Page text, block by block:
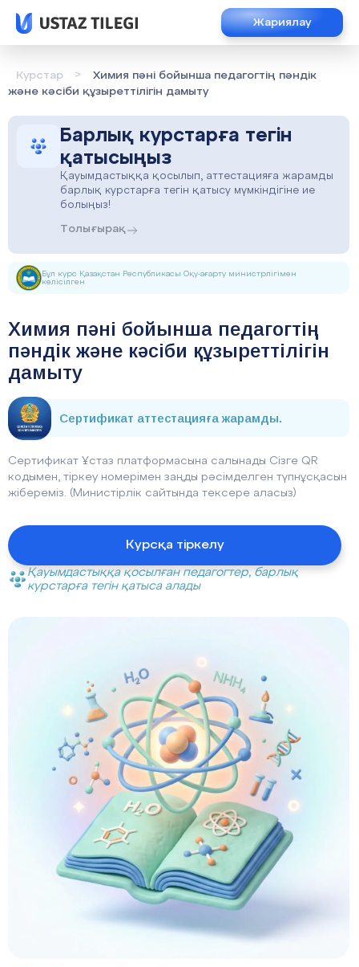
Жариялау
Курстар >
Химия пәні бойынша педагогтің пәндік
және кәсіби құзыреттілігін дамыту
Барлық курстарға тегін
қатысыңыз
Қауымдастыққа қосылып, аттестацияға жарамды
барлық курстарға тегін қатысу мүмкіндігіне ие
болыңыз!
Толығырақ
Бұл курс Қазақстан Республикасы Оқу-ағарту министрлігімен
келісілген
Химия пәні бойынша педагогтің
пәндік және кәсіби құзыреттілігін
дамыту
Сертификат аттестацияға жарамды.
Сертификат Ұстаз платформасына салынады Сізге QR
кодымен, тіркеу номерімен заңды рәсімделген түпнұсқасын
жібереміз. (Министірлік сайтында тексере аласыз)
Курсқа тіркелу
Қауымдастыққа қосылған педагогтер, барлық
курстарға тегін қатыса алады